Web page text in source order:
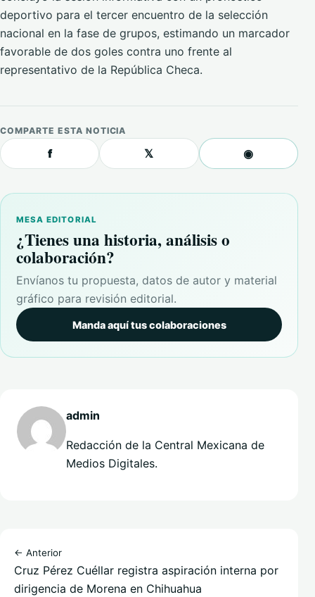
deportivo para el tercer encuentro de la selección
nacional en la fase de grupos, estimando un marcador
favorable de dos goles contra uno frente al
representativo de la República Checa.
COMPARTE ESTA NOTICIA
f 𝕏 ◉
MESA EDITORIAL
¿Tienes una historia, análisis o
colaboración?
Envíanos tu propuesta, datos de autor y material
gráfico para revisión editorial.
Manda aquí tus colaboraciones
admin
Redacción de la Central Mexicana de
Medios Digitales.
← Anterior
Cruz Pérez Cuéllar registra aspiración interna por
dirigencia de Morena en Chihuahua